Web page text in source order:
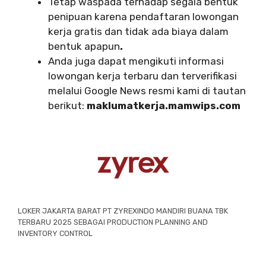
penipuan karena pendaftaran lowongan
kerja gratis dan tidak ada biaya dalam
bentuk apapun.
Anda juga dapat mengikuti informasi
lowongan kerja terbaru dan terverifikasi
melalui Google News resmi kami di tautan
berikut: maklumatkerja.mamwips.com
LOKER JAKARTA BARAT PT ZYREXINDO MANDIRI BUANA TBK
TERBARU 2025 SEBAGAI PRODUCTION PLANNING AND
INVENTORY CONTROL